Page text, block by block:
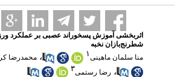
اثربخشی آموزش پسخوراند عصبی بر عملکرد
شطرنج‌بازان نخبه
منا سلمان ماهینی۱ ، محمدرضا
، رضا رستمی۳